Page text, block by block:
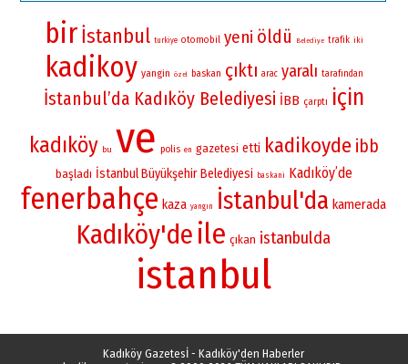
birİstanbul turkiye otomobil yeni öldü Belediye trafik iki
kadikoy yangin özel baskan çıktı arac yaralı tarafından
İstanbul’da Kadıköy Belediyesi İBB çarptı için
kadıköy bu ve polis en gazetesi etti kadikoyde ibb
başladı İstanbul Büyükşehir Belediyesi baskani Kadıköy’de
fenerbahçe kaza yangın İstanbul'da kamerada
Kadıköy'de ile çıkan istanbulda
istanbul
Kadıköy Gazetesİ - Kadıköy'den Haberler